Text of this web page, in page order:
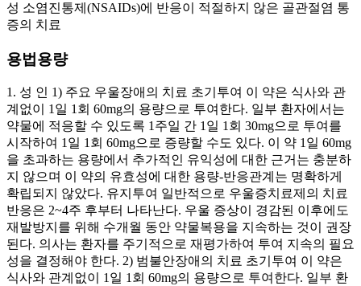
성 소염진통제(NSAIDs)에 반응이 적절하지 않은 골관절염 통
증의 치료
용법용량
1. 성 인 1) 주요 우울장애의 치료 초기투여 이 약은 식사와 관
계없이 1일 1회 60mg의 용량으로 투여한다. 일부 환자에서는
약물에 적응할 수 있도록 1주일 간 1일 1회 30mg으로 투여를
시작하여 1일 1회 60mg으로 증량할 수도 있다. 이 약 1일 60mg
을 초과하는 용량에서 추가적인 유익성에 대한 근거는 충분하
지 않으며 이 약의 유효성에 대한 용량-반응관계는 명확하게
확립되지 않았다. 유지투여 일반적으로 우울증치료제의 치료
반응은 2~4주 후부터 나타난다. 우울 증상이 경감된 이후에도
재발방지를 위해 수개월 동안 약물복용을 지속하는 것이 권장
된다. 의사는 환자를 주기적으로 재평가하여 투여 지속의 필요
성을 결정해야 한다. 2) 범불안장애의 치료 초기투여 이 약은
식사와 관계없이 1일 1회 60mg의 용량으로 투여한다. 일부 환